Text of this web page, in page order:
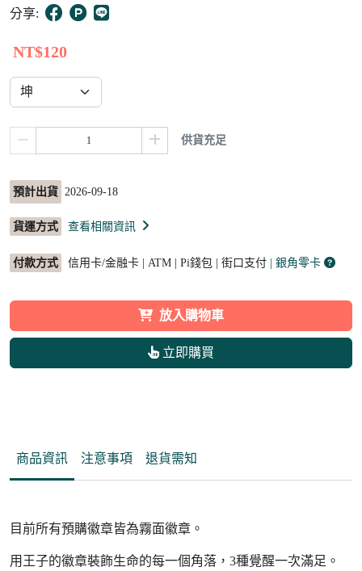
5
分享:
NT$120
供貨充足
預計出貨 2026-09-18
貨運方式 查看相關資訊
付款方式 信用卡/金融卡 | ATM | Pi錢包 | 街口支付 | 銀角零卡
放入購物車
立即購買
商品資訊 注意事項 退貨需知
目前所有預購徽章皆為霧面徽章。
用王子的徽章裝飾生命的每一個角落，3種覺醒一次滿足。